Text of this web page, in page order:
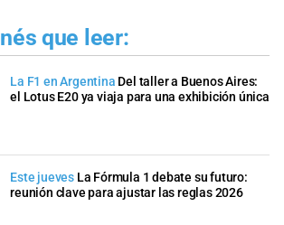
que leer:
La F1 en Argentina Del taller a Buenos Aires:
el Lotus E20 ya viaja para una exhibición única
Este jueves La Fórmula 1 debate su futuro:
reunión clave para ajustar las reglas 2026